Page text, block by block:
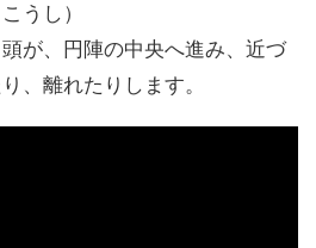
うし）
が、円陣の中央へ進み、近づ
、離れたりします。